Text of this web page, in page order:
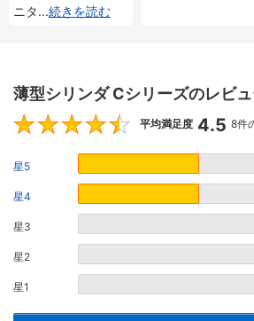
ニタ...続きを読む
薄型シリンダ Cシリーズのレビ
平均満足度 4.5 8件
星5
星4
星3
星2
星1